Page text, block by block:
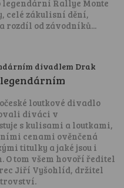
legendární Rallye Monte
celé zákulisní dění,
od závodníků...
loutkové divadlo
diváci v
s kulisami a loutkami,
cenami ověnčená
titulky a jaké jsou i
O tom všem hovoří ředitel
Jiří Vyšohlíd, držitel